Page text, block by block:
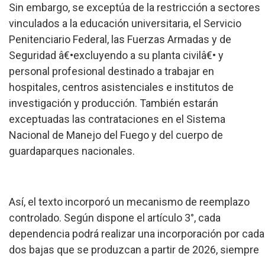
Sin embargo, se exceptúa de la restricción a sectores
vinculados a la educación universitaria, el Servicio
Penitenciario Federal, las Fuerzas Armadas y de
Seguridad â€•excluyendo a su planta civilâ€• y
personal profesional destinado a trabajar en
hospitales, centros asistenciales e institutos de
investigación y producción. También estarán
exceptuadas las contrataciones en el Sistema
Nacional de Manejo del Fuego y del cuerpo de
guardaparques nacionales.
Así, el texto incorporó un mecanismo de reemplazo
controlado. Según dispone el artículo 3°, cada
dependencia podrá realizar una incorporación por cada
dos bajas que se produzcan a partir de 2026, siempre